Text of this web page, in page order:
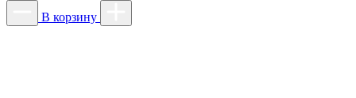
В корзину